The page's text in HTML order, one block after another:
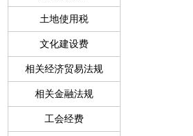
土地使用税
文化建设费
相关经济贸易法规
相关金融法规
工会经费